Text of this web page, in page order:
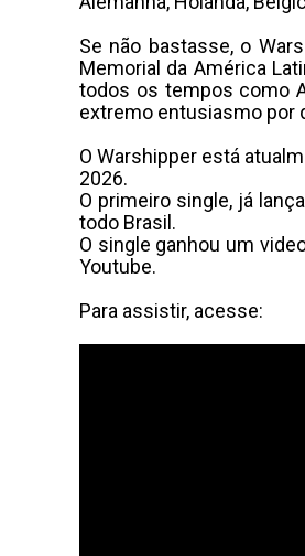
Se não bastasse, o
Memorial da América
todos os tempos como
extremo entusiasmo por
O Warshipper está
2026.
O primeiro single, já
todo Brasil.
O single ganhou um
Youtube.
Para assistir, acesse: